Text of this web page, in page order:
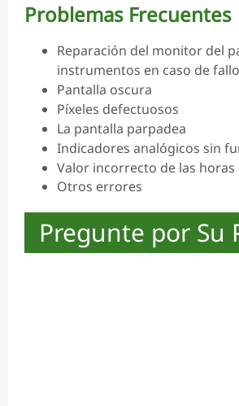
Problemas Frecuentes
Reparación del monitor del
instrumentos en caso de
Pantalla oscura
Píxeles defectuosos
La pantalla parpadea
Indicadores analógicos sin
Valor incorrecto de las
Otros errores
Pregunte por Su